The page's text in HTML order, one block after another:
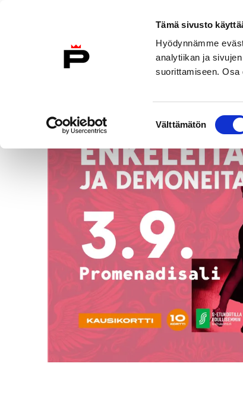
Tämä sivusto
Hyödynnämme
analytiikan ja
suorittamiseen. Osa
Välttämätön